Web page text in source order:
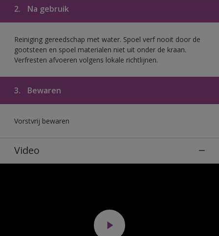
2. Na gebruik
Reiniging gereedschap met water. Spoel verf nooit door de
gootsteen en spoel materialen niet uit onder de kraan.
Verfresten afvoeren volgens lokale richtlijnen.
3. Bewaren
Vorstvrij bewaren
Video